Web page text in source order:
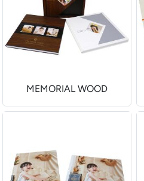
MEMORIAL WOOD